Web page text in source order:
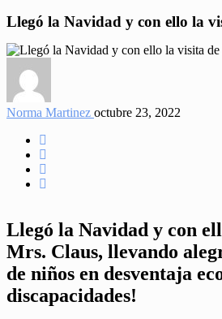
Llegó la Navidad y con ello la
Norma Martinez octubre 23, 2022
Llegó la Navidad y con
Mrs. Claus, llevando
de niños en desventaja
discapacidades!